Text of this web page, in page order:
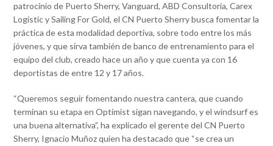
patrocinio de Puerto Sherry, Vanguard, ABD Consultoría, Carex
Logistic y Sailing For Gold, el CN Puerto Sherry busca fomentar la
práctica de esta modalidad deportiva, sobre todo entre los más
jóvenes, y que sirva también de banco de entrenamiento para el
equipo del club, creado hace un año y que cuenta ya con 16
deportistas de entre 12 y 17 años.
“Queremos seguir fomentando nuestra cantera, que cuando
terminan su etapa en Optimist sigan navegando, y el windsurf es
una buena alternativa”, ha explicado el gerente del CN Puerto
Sherry, Ignacio Muñoz quien ha destacado que “se crea un